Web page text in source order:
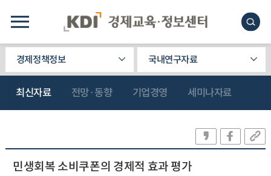
경제정책정보 국내연구자료
최신자료 전망·동향 기업경영 세미나자료
민생회복 소비쿠폰의 경제적 효과 평가